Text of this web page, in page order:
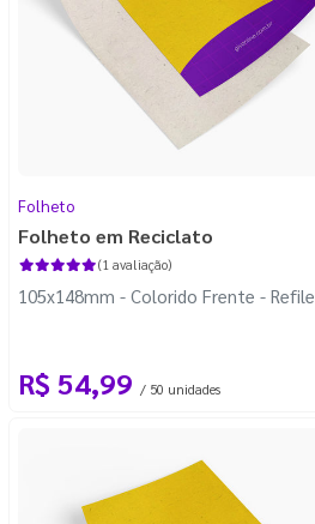
Folheto
Folheto em Reciclato
(1 avaliação)
105x148mm - Colorido Frente - Refile
R$ 54,99 / 50 unidades